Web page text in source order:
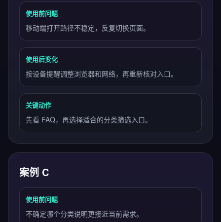
使用前问题
移动端打开路径不稳定，反复切换页面。
使用后变化
按设备提醒调整浏览器和网络，再重新核对入口。
关键动作
先看 FAQ，再选择适合的分类筛选入口。
案例 C
使用前问题
不确定哪个分类说明更接近当前需求。